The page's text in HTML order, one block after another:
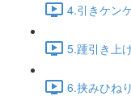
4.引きケン
5.踵引き上
6.挟みひね